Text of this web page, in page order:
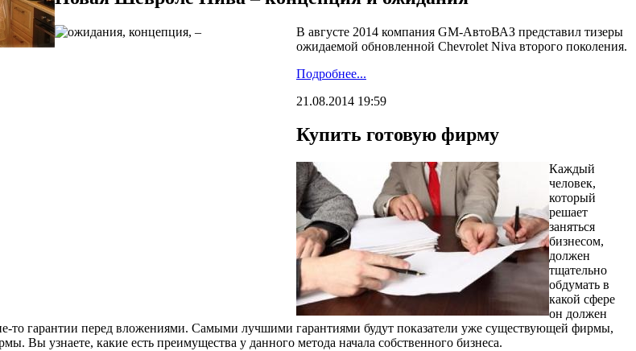
В августе 2014 компания GM-АвтоВАЗ представил тизеры
ожидаемой обновленной Chevrolet Niva второго поколения.
Подробнее...
21.08.2014 19:59
Купить готовую фирму
Каждый
человек,
который
решает
заняться
бизнесом,
должен
тщательно
обдумать в
какой сфере
он должен
то гарантии перед вложениями. Самыми лучшими гарантиями будут показатели уже существующей фирмы,
Вы узнаете, какие есть преимущества у данного метода начала собственного бизнеса.